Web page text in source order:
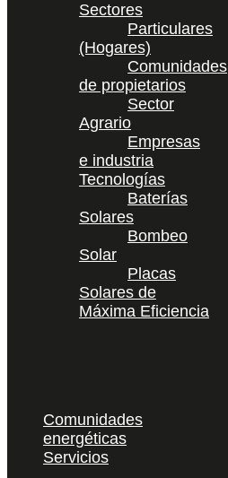
Sectores
Particulares
(Hogares)
Comunidades
de propietarios
Sector
Agrario
Empresas
e industria
Tecnologías
Baterías
Solares
Bombeo
Solar
Placas
Solares de
Máxima Eficiencia
Comunidades
energéticas
Servicios